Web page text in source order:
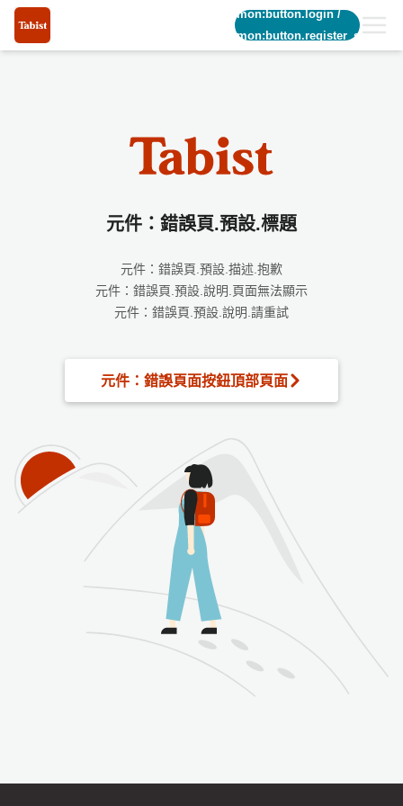
common:button.login/
common:button.register_short
元件：錯誤頁.預設.標題
元件：錯誤頁.預設.描述.抱歉
元件：錯誤頁.預設.說明.頁面無法顯示
元件：錯誤頁.預設.說明.請重試
元件：錯誤頁面按鈕頂部頁面